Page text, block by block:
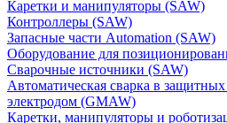
Каретки и манипуляторы (SAW)
Контроллеры (SAW)
Запасные части Automation (SAW)
Оборудование для
Сварочные источники (SAW)
Автоматическая сварка в
электродом (GMAW)
Каретки, манипуляторы и